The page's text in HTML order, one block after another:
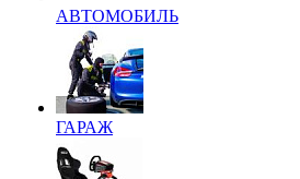
АВТОМОБИЛЬ
ГАРАЖ